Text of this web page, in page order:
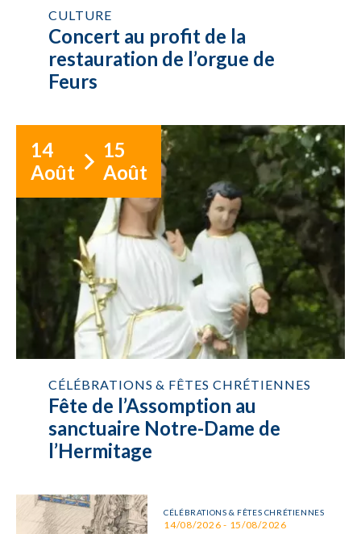
CULTURE
Concert au profit de la
restauration de l’orgue de
Feurs
14
Août
15
Août
CÉLÉBRATIONS & FÊTES CHRÉTIENNES
Fête de l’Assomption au
sanctuaire Notre-Dame de
l’Hermitage
CÉLÉBRATIONS & FÊTES CHRÉTIENNES
14/08/2026 - 15/08/2026